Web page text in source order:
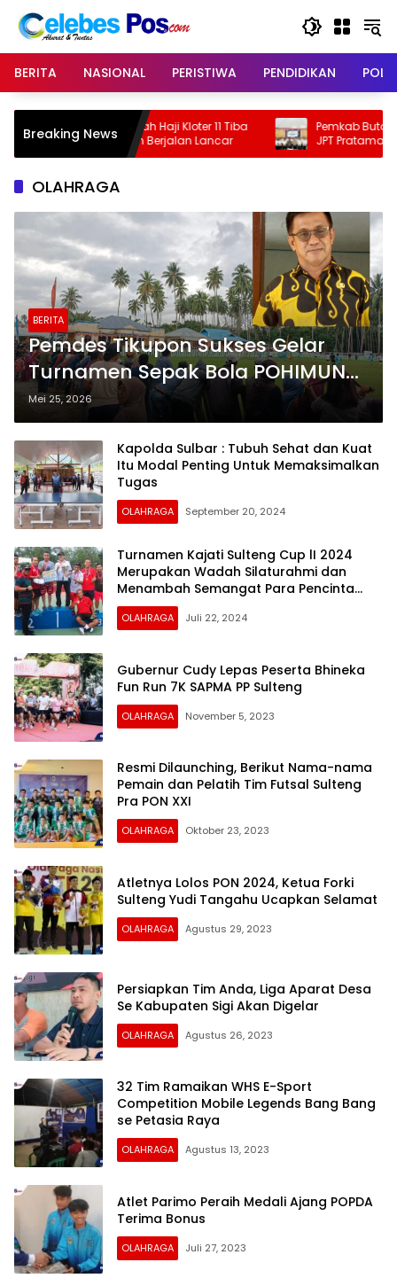
Langsung
konten
BERITA
NASIONAL PERISTIWA PENDIDIKAN
Breaking News
Haji Kloter 11 Tiba
Berjalan Lancar
Pemkab Buton Selatan Gelar
JPT Pratama untuk Isi Sembilan
Strategis
OLAHRAGA
BERITA
Pemdes Tikupon Sukses Gelar
Turnamen Sepak Bola POHIMUN
CUP II Jilid 3, Dongkrak Ekonomi
Warga Lewat UMKM
Mei 25, 2026
Kapolda Sulbar : Tubuh Sehat dan Kuat
Itu Modal Penting Untuk Memaksimalkan
Tugas
OLAHRAGA September 20, 2024
Turnamen Kajati Sulteng Cup lI 2024
Merupakan Wadah Silaturahmi dan
Menambah Semangat Para Pencinta
Olahraga
OLAHRAGA Juli 22, 2024
Gubernur Cudy Lepas Peserta Bhineka
Fun Run 7K SAPMA PP Sulteng
OLAHRAGA November 5, 2023
Resmi Dilaunching, Berikut Nama-nama
Pemain dan Pelatih Tim Futsal Sulteng
Pra PON XXI
OLAHRAGA Oktober 23, 2023
Atletnya Lolos PON 2024, Ketua Forki
Sulteng Yudi Tangahu Ucapkan Selamat
OLAHRAGA Agustus 29, 2023
Persiapkan Tim Anda, Liga Aparat Desa
Se Kabupaten Sigi Akan Digelar
OLAHRAGA Agustus 26, 2023
32 Tim Ramaikan WHS E-Sport
Competition Mobile Legends Bang Bang
se Petasia Raya
OLAHRAGA Agustus 13, 2023
Atlet Parimo Peraih Medali Ajang POPDA
Terima Bonus
OLAHRAGA Juli 27, 2023